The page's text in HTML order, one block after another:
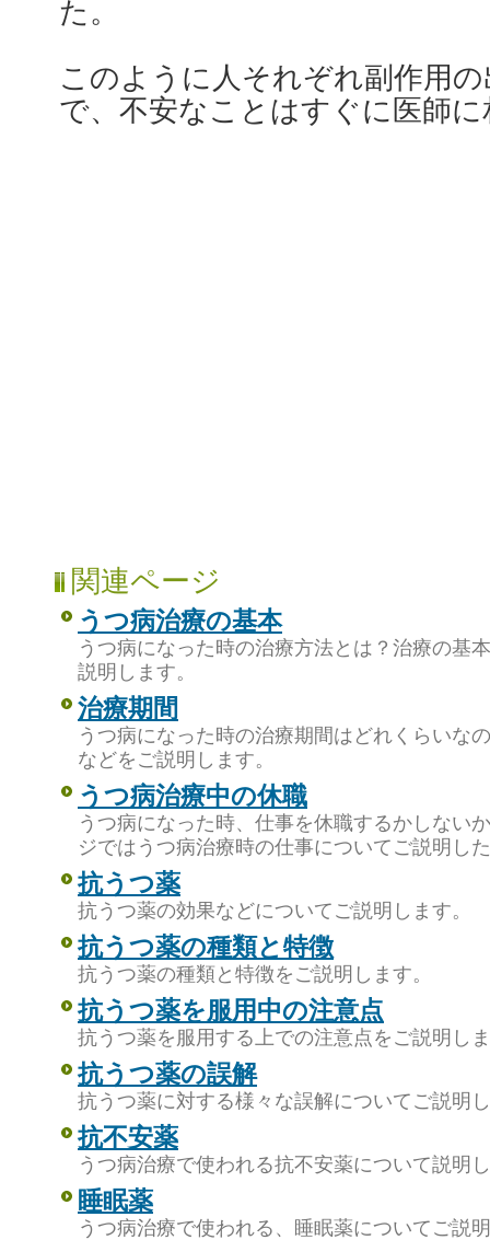
た。
このように人それぞれ副作用
で、不安なことはすぐに医師
関連ページ
うつ病治療の基本
うつ病になった時の治療方法とは？治療の基
説明します。
治療期間
うつ病になった時の治療期間はどれくらいな
などをご説明します。
うつ病治療中の休職
うつ病になった時、仕事を休職するかしない
ジではうつ病治療時の仕事についてご説明し
抗うつ薬
抗うつ薬の効果などについてご説明します。
抗うつ薬の種類と特徴
抗うつ薬の種類と特徴をご説明します。
抗うつ薬を服用中の注意点
抗うつ薬を服用する上での注意点をご説明し
抗うつ薬の誤解
抗うつ薬に対する様々な誤解についてご説明
抗不安薬
うつ病治療で使われる抗不安薬について説明
睡眠薬
うつ病治療で使われる、睡眠薬についてご説